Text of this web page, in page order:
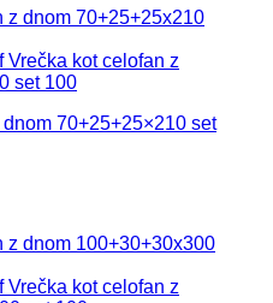
70+25+25×210 set